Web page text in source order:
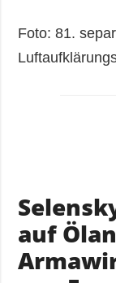
Foto: 81.
auf